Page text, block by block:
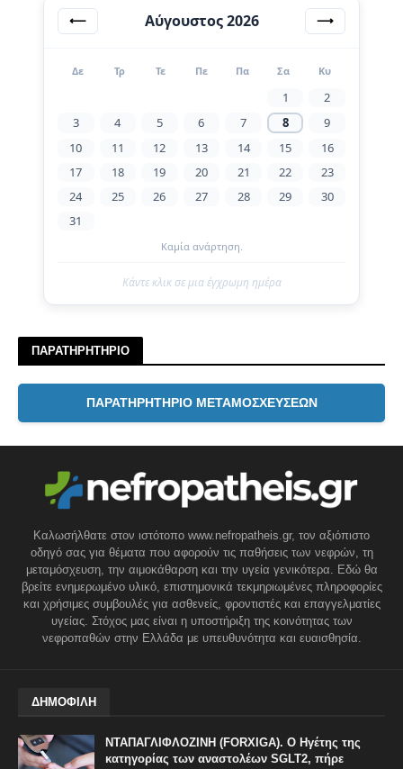
⟵ Αύγουστος 2026 ⟶
Δε Τρ Τε Πε Πα Σα Κυ
1
2
3
4 5 6 7 8
9
10
11 12 13 14 15
16
17
18 19 20 21 22
23
24
25 26 27 28 29
30
31
Καμία ανάρτηση.
Κάντε κλικ σε μια έγχρωμη ημέρα
ΠΑΡΑΤΗΡΗΤΗΡΙΟ
ΠΑΡΑΤΗΡΗΤΗΡΙΟ ΜΕΤΑΜΟΣΧΕΥΣΕΩΝ
Καλωσήλθατε στον ιστότοπο www.nefropatheis.gr, τον αξιόπιστο
οδηγό σας για θέματα που αφορούν τις παθήσεις των νεφρών, τη
μεταμόσχευση, την αιμοκάθαρση και την υγεία γενικότερα. Εδώ θα
βρείτε ενημερωμένο υλικό, επιστημονικά τεκμηριωμένες πληροφορίες
και χρήσιμες συμβουλές για ασθενείς, φροντιστές και επαγγελματίες
υγείας. Στόχος μας είναι η υποστήριξη της κοινότητας των
νεφροπαθών στην Ελλάδα με υπευθυνότητα και ευαισθησία.
ΔΗΜΟΦΙΛΗ
ΝΤΑΠΑΓΛΙΦΛΟΖΙΝΗ (FORXIGA). Ο Ηγέτης της
κατηγορίας των αναστολέων SGLT2, πήρε